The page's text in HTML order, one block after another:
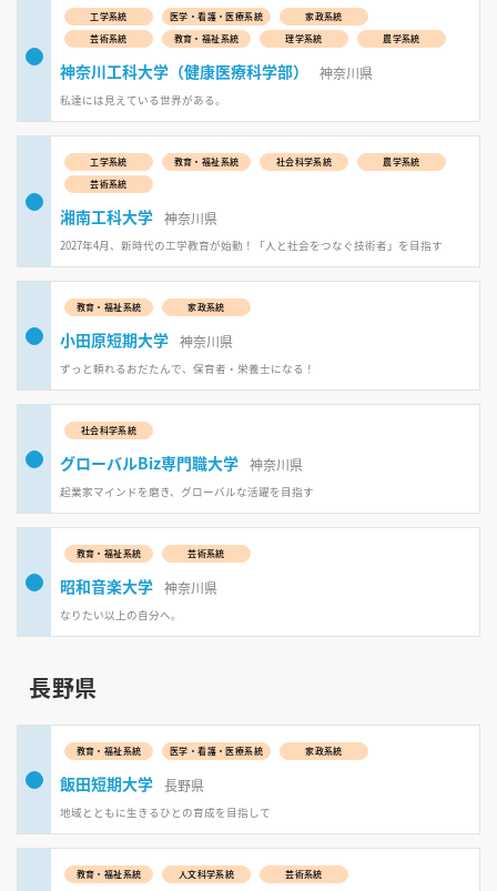
工学系統 医学・看護・医療系統
家政系統
芸術系統
教育・福祉系統 理学系統 農学系統
神奈川工科大学（健康医療科学部） 神奈川県
私達には見えている世界がある。
工学系統 教育・福祉系統 社会科学系統
農学系統
芸術系統
湘南工科大学 神奈川県
2027年4月、新時代の工学教育が始動！「人と社会をつなぐ技術者」を目指す
教育・福祉系統 家政系統
小田原短期大学 神奈川県
ずっと頼れるおだたんで、保育者・栄養士になる！
社会科学系統
グローバルBiz専門職大学 神奈川県
起業家マインドを磨き、グローバルな活躍を目指す
教育・福祉系統 芸術系統
昭和音楽大学 神奈川県
なりたい以上の自分へ。
長野県
教育・福祉系統 医学・看護・医療系統 家政系統
飯田短期大学 長野県
地域とともに生きるひとの育成を目指して
教育・福祉系統 人文科学系統 芸術系統